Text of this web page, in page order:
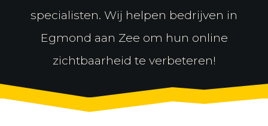
specialisten. Wij helpen bedrijven in
Egmond aan Zee om hun online
zichtbaarheid te verbeteren!